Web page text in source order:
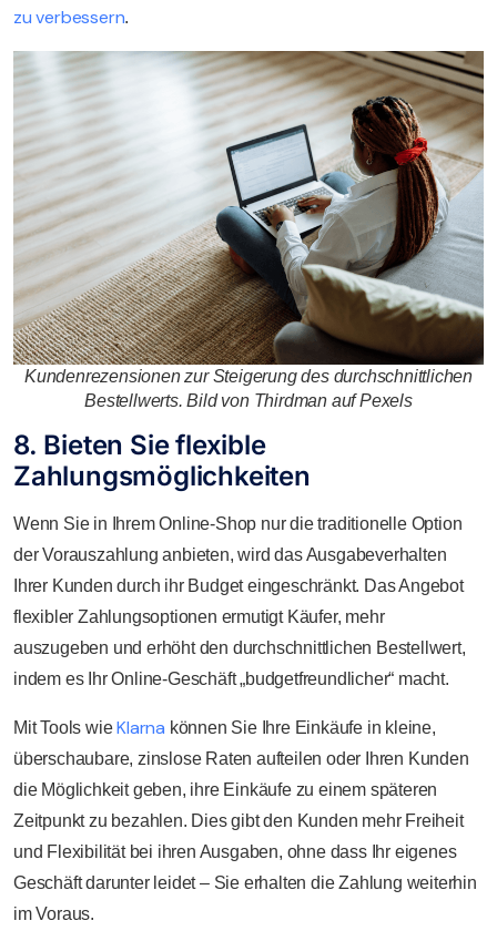
zu verbessern.
Kundenrezensionen zur Steigerung des durchschnittlichen
Bestellwerts. Bild von Thirdman auf Pexels
8. Bieten Sie flexible
Zahlungsmöglichkeiten
Wenn Sie in Ihrem Online-Shop nur die traditionelle Option
der Vorauszahlung anbieten, wird das Ausgabeverhalten
Ihrer Kunden durch ihr Budget eingeschränkt. Das Angebot
flexibler Zahlungsoptionen ermutigt Käufer, mehr
auszugeben und erhöht den durchschnittlichen Bestellwert,
indem es Ihr Online-Geschäft „budgetfreundlicher“ macht.
Mit Tools wieKlarna können Sie Ihre Einkäufe in kleine,
überschaubare, zinslose Raten aufteilen oder Ihren Kunden
die Möglichkeit geben, ihre Einkäufe zu einem späteren
Zeitpunkt zu bezahlen. Dies gibt den Kunden mehr Freiheit
und Flexibilität bei ihren Ausgaben, ohne dass Ihr eigenes
Geschäft darunter leidet – Sie erhalten die Zahlung weiterhin
im Voraus.